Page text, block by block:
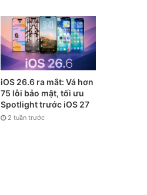
iOS 26.6 ra mắt: Vá hơn
75 lỗi bảo mật, tối ưu
Spotlight trước iOS 27
2 tuần trước